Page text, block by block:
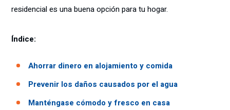
residencial es una buena opción para tu hogar.
Índice:
Ahorrar dinero en alojamiento y comida
Prevenir los daños causados por el agua
Manténgase cómodo y fresco en casa